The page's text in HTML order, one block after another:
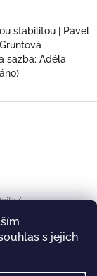
s jejich
stabilitou | Pavel
sazba: Adéla